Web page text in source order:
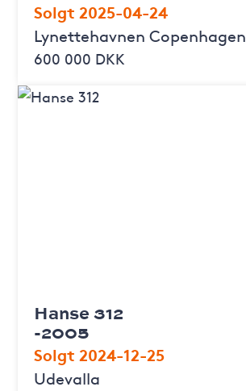
Solgt 2025-04-24
Lynettehavnen Copenhagen
600 000 DKK
Hanse 312
-2005
Solgt 2024-12-25
Udevalla